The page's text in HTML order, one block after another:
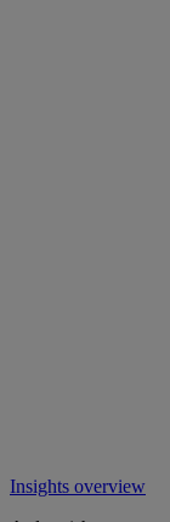
Insights overview